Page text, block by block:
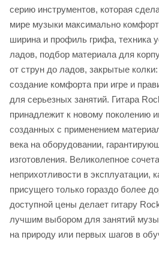
серию инструментов, которая
мире музыки максимально
ширина и профиль грифа, техника
ладов, подбор материала для
от струн до ладов, закрытые
создание комфорта при игре и
для серьезных занятий. Гитара
принадлежит к новому поколению
созданных с применением
века на оборудовании,
изготовления. Великолепное
неприхотливости в эксплуатации,
присущего только гораздо более
доступной цены делает гитару
лучшим выбором для занятий
на природу или первых шагов в